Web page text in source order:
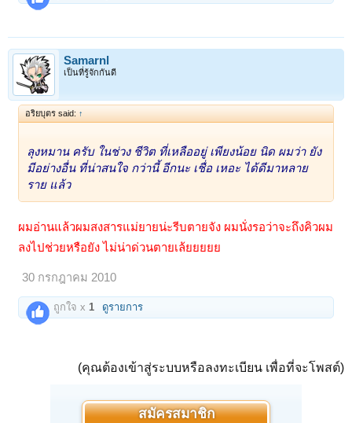
Samarnl
เป็นที่รู้จักกันดี
อริยบุตร said: ↑
ลุงหมาน ครับ ในช่วง ชีวิต ที่เหลืออยู่ เพียงน้อย นิด ผมว่า ยัง
มีอย่างอื่น ที่น่าสนใจ กว่านี้ อีกนะ เชื่อ เหอะ ได้ดีมาหลาย
ราย แล้ว
ผมอ่านแล้วผมสงสารแม่ยายน่ะรีบตายจัง ผมนั่งรอว่าจะถึงคิวผม
ลงไปช่วยหรือยัง ไม่น่าด่วนตายเล้ยยยยย
30 กรกฎาคม 2010
ถูกใจ x1 ดูรายการ
(คุณต้องเข้าสู่ระบบหรือลงทะเบียน เพื่อที่จะโพสต์)
สมัครสมาชิก